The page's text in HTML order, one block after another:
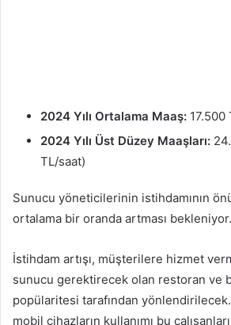
2024 Yılı Ortalama Maaş: 17.500
2024 Yılı Üst Düzey Maaşları:
TL/saat)
Sunucu yöneticilerinin istihdamının
ortalama bir oranda artması bekleniyor.
İstihdam artışı, müşterilere hizmet
sunucu gerektirecek olan restoran ve
popülaritesi tarafından
mobil cihazların kullanımı bu